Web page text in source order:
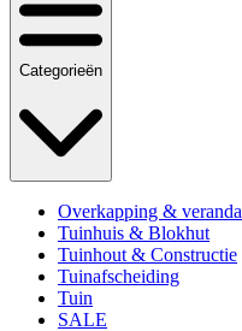
Categorieën
Overkapping & veranda
Tuinhuis & Blokhut
Tuinhout & Constructie
Tuinafscheiding
Tuin
SALE